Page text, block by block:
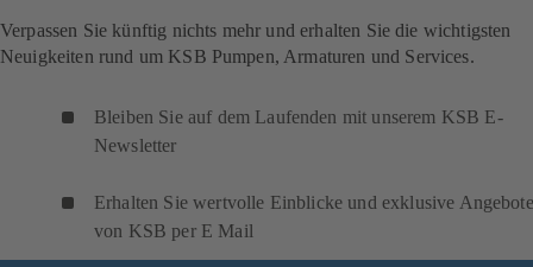
Verpassen Sie künftig nichts mehr und erhalten Sie die wichtigsten
Neuigkeiten rund um KSB Pumpen, Armaturen und Services.
Bleiben Sie auf dem Laufenden mit unserem KSB E-
Newsletter
Erhalten Sie wertvolle Einblicke und exklusive Angebote
von KSB per E Mail